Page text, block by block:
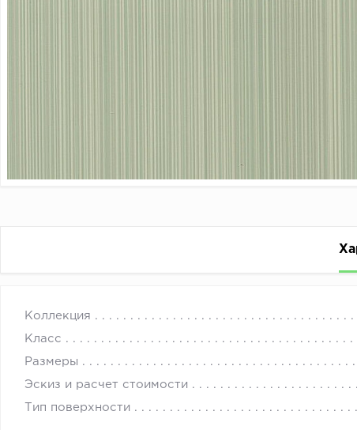
Коллекция
Класс
Размеры
Эскиз и расчет стоимости
Тип поверхности